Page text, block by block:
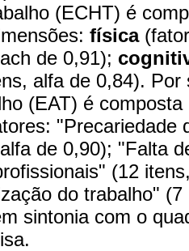
(ECHT) é
física
de 0,91);
alfa de 0,84).
(EAT) é
"Precariedade
de 0,90); "Falta
(12
do trabalho"
sintonia com o